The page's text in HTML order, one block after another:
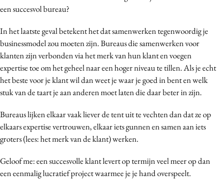
een succesvol bureau?
In het laatste geval betekent het dat samenwerken tegenwoordig je
businessmodel zou moeten zijn. Bureaus die samenwerken voor
klanten zijn verbonden via het merk van hun klant en voegen
expertise toe om het geheel naar een hoger niveau te tillen. Als je echt
het beste voor je klant wil dan weet je waar je goed in bent en welk
stuk van de taart je aan anderen moet laten die daar beter in zijn.
Bureaus lijken elkaar vaak liever de tent uit te vechten dan dat ze op
elkaars expertise vertrouwen, elkaar iets gunnen en samen aan iets
groters (lees: het merk van de klant) werken.
Geloof me: een succesvolle klant levert op termijn veel meer op dan
een eenmalig lucratief project waarmee je je hand overspeelt.